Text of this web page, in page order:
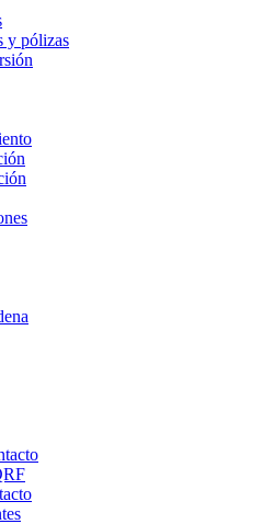
y pólizas